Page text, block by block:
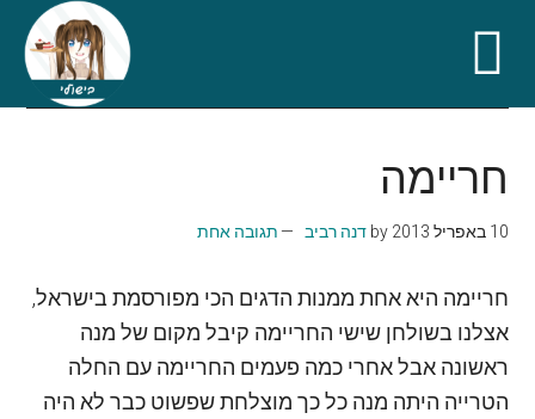
main
content
secondary
menu
primary
sidebar
footer
חריימה
10 באפריל 2013 by דנה רביב תגובה אחת
חריימה היא אחת ממנות הדגים הכי מפורסמת בישראל,
אצלנו בשולחן שישי החריימה קיבל מקום של מנה
ראשונה אבל אחרי כמה פעמים החריימה עם החלה
הטרייה היתה מנה כל כך מוצלחת שפשוט כבר לא היה